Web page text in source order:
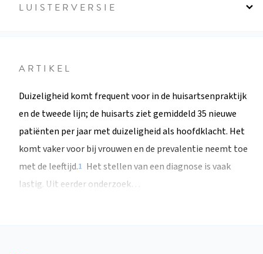
LUISTERVERSIE
ARTIKEL
Duizeligheid komt frequent voor in de huisartsenpraktijk
en de tweede lijn; de huisarts ziet gemiddeld 35 nieuwe
patiënten per jaar met duizeligheid als hoofdklacht. Het
komt vaker voor bij vrouwen en de prevalentie neemt toe
met de leeftijd.1 Het stellen van een diagnose is vaak
lastig. Uit eerder onderzoek…